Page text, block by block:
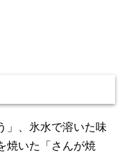
」、氷水で溶いた味
焼いた「さんが焼